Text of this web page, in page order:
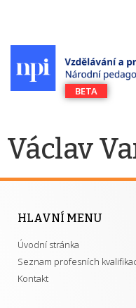
Václav
HLAVNÍ MENU
Úvodní stránka
Seznam profesních
Kontakt